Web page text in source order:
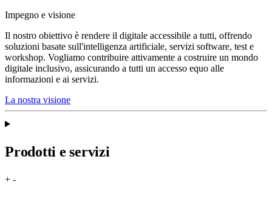
Impegno e visione
Il nostro obiettivo è rendere il digitale accessibile a tutti, offrendo
soluzioni basate sull'intelligenza artificiale, servizi software, test e
workshop. Vogliamo contribuire attivamente a costruire un mondo
digitale inclusivo, assicurando a tutti un accesso equo alle
informazioni e ai servizi.
La nostra visione
Prodotti e servizi
+ -